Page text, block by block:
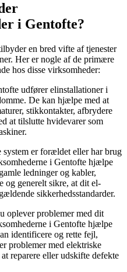
i Gentofte?
en bred vifte af tjenester
Her er nogle af de primære
hos disse virksomheder:
udfører elinstallationer i
De kan hjælpe med at
stikkontakter, afbrydere
at tilslutte hvidevarer som
er forældet eller har brug
i Gentofte hjælpe
ledninger og kabler,
og generelt sikre, at dit el-
sikkerhedsstandarder.
oplever problemer med dit
i Gentofte hjælpe
identificere og rette fejl,
problemer med elektriske
reparere eller udskifte defekte